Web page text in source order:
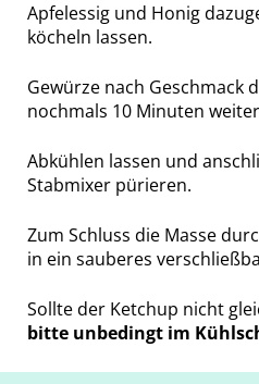
Apfelessig und Honig
köcheln lassen.
Gewürze nach Geschmack
nochmals 10 Minuten
Abkühlen lassen und
Stabmixer pürieren.
Zum Schluss die Masse
in ein sauberes
Sollte der Ketchup nicht
bitte unbedingt im